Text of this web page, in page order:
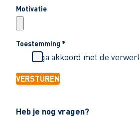
Motivatie
Toestemming *
Ik ga akkoord met de
VERSTUREN
Heb je nog vragen?